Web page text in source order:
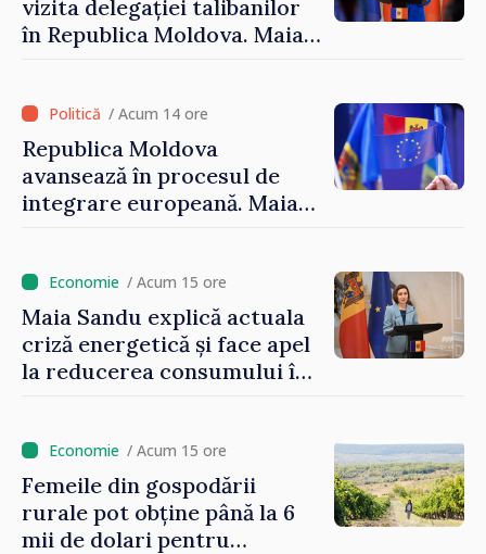
vizita delegației talibanilor
în Republica Moldova. Maia
cunosc politica statului”
/ Acum 14 ore
Republica Moldova
avansează în procesul de
integrare europeană. Maia
/ Acum 15 ore
Maia Sandu explică actuala
criză energetică și face apel
la reducerea consumului în
un nivel mai mic”
/ Acum 15 ore
Femeile din gospodării
rurale pot obține până la 6
mii de dolari pentru